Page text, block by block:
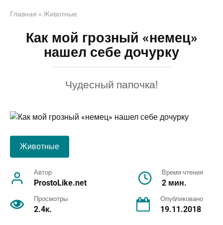
Главная » Животные
Как мой грозный «немец»
нашел себе дочурку
Чудесный папочка!
Животные
Автор
ProstoLike.net
Время чтения
2 мин.
Просмотры
2.4к.
Опубликовано
19.11.2018